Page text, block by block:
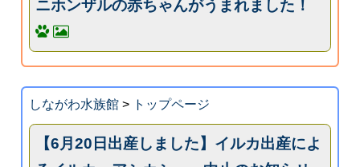
ニホンザルの赤ちゃんがうまれました！
しながわ水族館> トップページ
【6月20日出産しました】イルカ出産によ